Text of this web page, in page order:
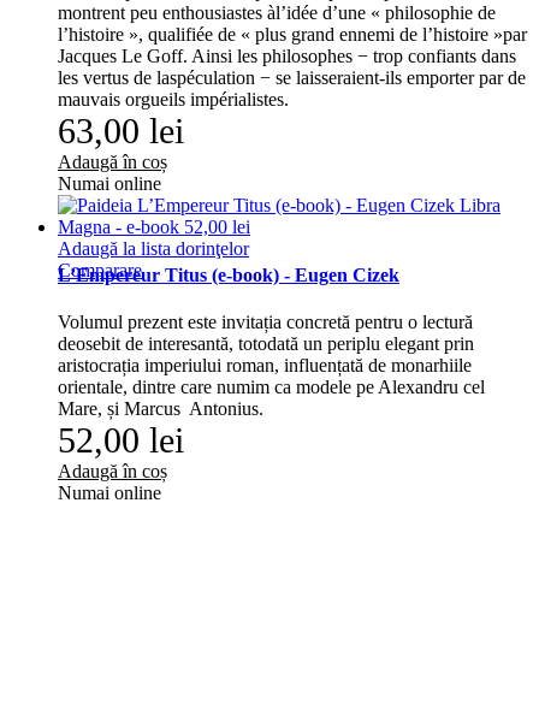
montrent peu enthousiastes àl’idée d’une « philosophie de
l’histoire », qualifiée de « plus grand ennemi de l’histoire »par
Jacques Le Goff. Ainsi les philosophes − trop confiants dans
les vertus de laspéculation − se laisseraient-ils emporter par de
mauvais orgueils impérialistes.
63,00 lei
Adaugă în coș
Numai online
Adaugă la lista dorinţelor
Comparare
L’Empereur Titus (e-book) - Eugen Cizek
Volumul prezent este invitația concretă pentru o lectură
deosebit de interesantă, totodată un periplu elegant prin
aristocrația imperiului roman, influențată de monarhiile
orientale, dintre care numim ca modele pe Alexandru cel
Mare, și Marcus Antonius.
52,00 lei
Adaugă în coș
Numai online